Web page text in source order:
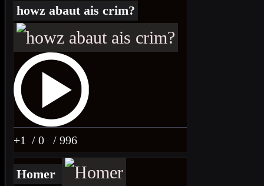
howz abaut ais crim?
+1 / 0 / 996
Homer